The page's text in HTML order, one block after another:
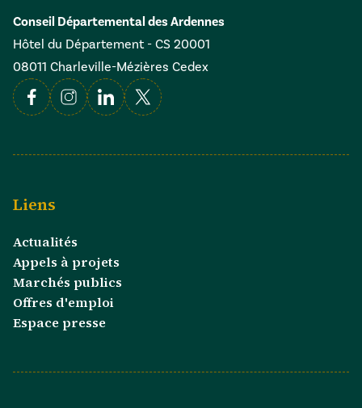
Conseil Départemental des Ardennes
Hôtel du Département - CS 20001
08011 Charleville-Mézières Cedex
FacebookInstagramLinkedin
X
Liens
Actualités
Appels à projets
Marchés publics
Offres d'emploi
Espace presse